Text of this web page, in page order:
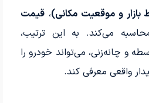
بازار و موقعیت مکانی)،قیمت
می‌کند. به این ترتیب،
و چانه‌زنی، می‌تواند خودرو را
واقعی معرفی کند.